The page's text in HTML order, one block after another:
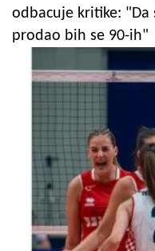
odbacuje kritike:
prodao bih se 90-ih"